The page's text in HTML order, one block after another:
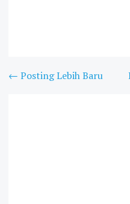
← Posting Lebih Baru